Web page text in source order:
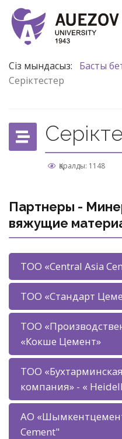
Сіз мындасыз: Басты
Серіктестер
Қаралды: 1148
Партнеры -
вяжущие
ТОО «Central Asia
ТОО «Стандарт
ТОО
«Кокше Цемент»
ТОО
компания» - «
АО
Cement"